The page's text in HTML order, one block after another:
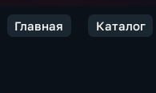
Главная Каталог